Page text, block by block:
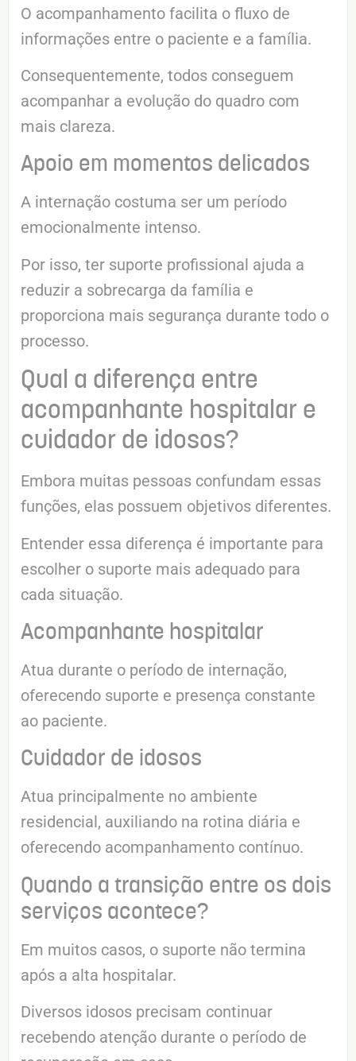
O acompanhamento facilita o fluxo de
informações entre o paciente e a família.
Consequentemente, todos conseguem
acompanhar a evolução do quadro com
mais clareza.
Apoio em momentos delicados
A internação costuma ser um período
emocionalmente intenso.
Por isso, ter suporte profissional ajuda a
reduzir a sobrecarga da família e
proporciona mais segurança durante todo o
processo.
Qual a diferença entre
acompanhante hospitalar e
cuidador de idosos?
Embora muitas pessoas confundam essas
funções, elas possuem objetivos diferentes.
Entender essa diferença é importante para
escolher o suporte mais adequado para
cada situação.
Acompanhante hospitalar
Atua durante o período de internação,
oferecendo suporte e presença constante
ao paciente.
Cuidador de idosos
Atua principalmente no ambiente
residencial, auxiliando na rotina diária e
oferecendo acompanhamento contínuo.
Quando a transição entre os dois
serviços acontece?
Em muitos casos, o suporte não termina
após a alta hospitalar.
Diversos idosos precisam continuar
recebendo atenção durante o período de